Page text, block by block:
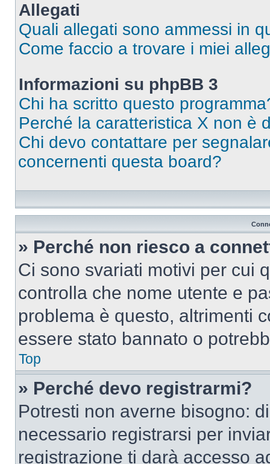
Allegati
Quali allegati sono ammessi in
Come faccio a trovare i miei
Informazioni su phpBB 3
Chi ha scritto questo
Perché la caratteristica X non è
Chi devo contattare per
concernenti questa board?
» Perché non riesco a
Ci sono svariati motivi per cui
controlla che nome utente e
problema è questo, altrimenti
essere stato bannato o
Top
» Perché devo registrarmi?
Potresti non averne bisogno:
necessario registrarsi per
registrazione ti darà accesso